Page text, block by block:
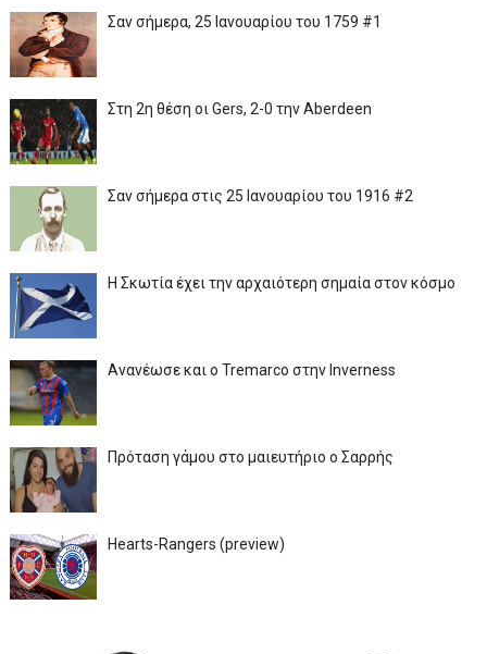
Σαν σήμερα, 25 Ιανουαρίου του 1759 #1
Στη 2η θέση οι Gers, 2-0 την Aberdeen
Σαν σήμερα στις 25 Ιανουαρίου του 1916 #2
Η Σκωτία έχει την αρχαιότερη σημαία στον κόσμο
Ανανέωσε και ο Tremarco στην Inverness
Πρόταση γάμου στο μαιευτήριο ο Σαρρής
Hearts-Rangers (preview)